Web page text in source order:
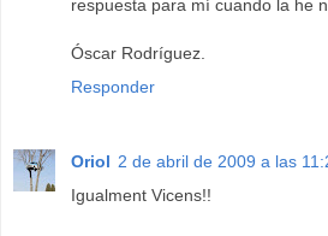
respuesta para mí cuando la he
Óscar Rodríguez.
Responder
Oriol 2 de abril de 2009 a las
Igualment Vicens!!